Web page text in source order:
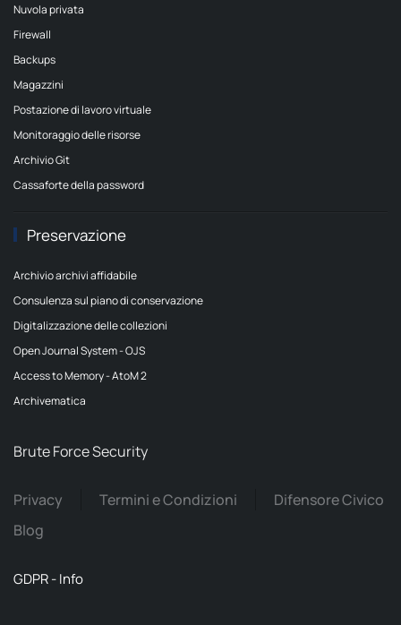
Nuvola privata
Firewall
Backups
Magazzini
Postazione di lavoro virtuale
Monitoraggio delle risorse
Archivio Git
Cassaforte della password
Preservazione
Archivio archivi affidabile
Consulenza sul piano di conservazione
Digitalizzazione delle collezioni
Open Journal System - OJS
Access to Memory - AtoM 2
Archivematica
Brute Force Security
Privacy Termini e Condizioni
Difensore Civico
Blog
GDPR - Info